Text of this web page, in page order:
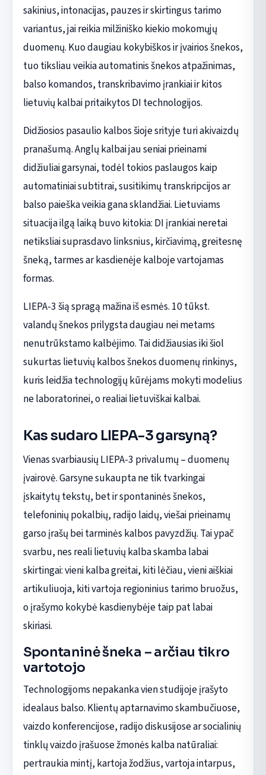
sakinius, intonacijas, pauzes ir skirtingus tarimo
variantus, jai reikia milžiniško kiekio mokomųjų
duomenų. Kuo daugiau kokybiškos ir įvairios šnekos,
tuo tiksliau veikia automatinis šnekos atpažinimas,
balso komandos, transkribavimo įrankiai ir kitos
lietuvių kalbai pritaikytos DI technologijos.
Didžiosios pasaulio kalbos šioje srityje turi akivaizdų
pranašumą. Anglų kalbai jau seniai prieinami
didžiuliai garsynai, todėl tokios paslaugos kaip
automatiniai subtitrai, susitikimų transkripcijos ar
balso paieška veikia gana sklandžiai. Lietuviams
situacija ilgą laiką buvo kitokia: DI įrankiai neretai
netiksliai suprasdavo linksnius, kirčiavimą, greitesnę
šneką, tarmes ar kasdienėje kalboje vartojamas
formas.
LIEPA-3 šią spragą mažina iš esmės. 10 tūkst.
valandų šnekos prilygsta daugiau nei metams
nenutrūkstamo kalbėjimo. Tai didžiausias iki šiol
sukurtas lietuvių kalbos šnekos duomenų rinkinys,
kuris leidžia technologijų kūrėjams mokyti modelius
ne laboratorinei, o realiai lietuviškai kalbai.
Kas sudaro LIEPA-3 garsyną?
Vienas svarbiausių LIEPA-3 privalumų – duomenų
įvairovė. Garsyne sukaupta ne tik tvarkingai
įskaitytų tekstų, bet ir spontaninės šnekos,
telefoninių pokalbių, radijo laidų, viešai prieinamų
garso įrašų bei tarminės kalbos pavyzdžių. Tai ypač
svarbu, nes reali lietuvių kalba skamba labai
skirtingai: vieni kalba greitai, kiti lėčiau, vieni aiškiai
artikuliuoja, kiti vartoja regioninius tarimo bruožus,
o įrašymo kokybė kasdienybėje taip pat labai
skiriasi.
Spontaninė šneka – arčiau tikro
vartotojo
Technologijoms nepakanka vien studijoje įrašyto
idealaus balso. Klientų aptarnavimo skambučiuose,
vaizdo konferencijose, radijo diskusijose ar socialinių
tinklų vaizdo įrašuose žmonės kalba natūraliai:
pertraukia mintį, kartoja žodžius, vartoja intarpus,